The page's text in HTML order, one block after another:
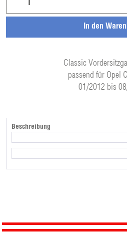
Classic
passend für Opel
01/2012 bis
In den
Beschreibung